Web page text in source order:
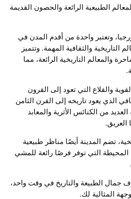
الطبيعية الرائعة والحصون القديمة
وتعتبر واحدة من أقدم المدن في
التاريخية والثقافية المهمة. وتتميز
والمعالم التاريخية الرائعة، مما
والقلاع التي تعود إلى القرون
يعود تاريخه إلى القرن الثامن
من الكنائس الأثرية والمعابد
العريق.
تضم المدينة أيضًا مناظر طبيعية
المحيطة التي توفر فرصًا رائعة للمشي
الطبيعة والتاريخ في وقت واحد،
المثالية لك.